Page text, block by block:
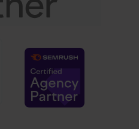
(se abre en